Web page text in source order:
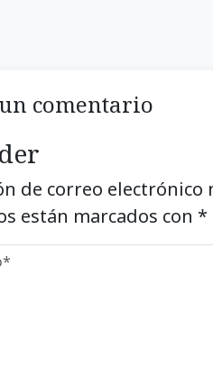
comentario
de correo electrónico
están marcados con *